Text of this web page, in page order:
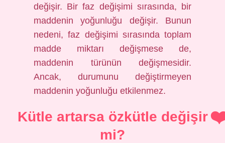
değişir. Bir faz değişimi sırasında, bir
maddenin yoğunluğu değişir. Bunun
nedeni, faz değişimi sırasında toplam
madde miktarı değişmese de,
maddenin türünün değişmesidir.
Ancak, durumunu değiştirmeyen
maddenin yoğunluğu etkilenmez.
Kütle artarsa özkütle değişir
mi?